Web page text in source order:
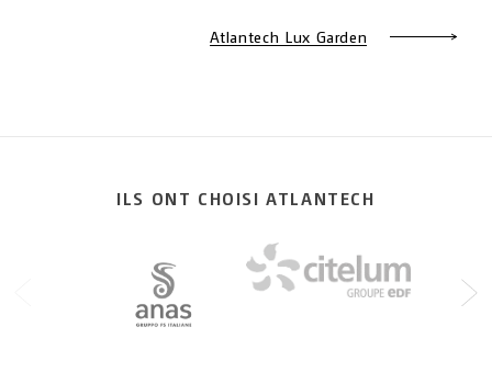
Atlantech Lux Garden
ILS ONT CHOISI ATLANTECH